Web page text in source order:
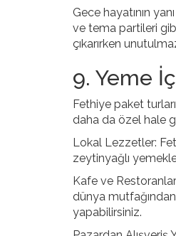
Gece hayatının
ve tema partileri
çıkarırken
9. Yeme
Fethiye paket
daha da özel hale
Lokal Lezzetler:
zeytinyağlı
Kafe ve
dünya
yapabilirsiniz.